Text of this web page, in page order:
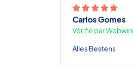
Carlos Gomes
Vérifié par
Alles Bestens